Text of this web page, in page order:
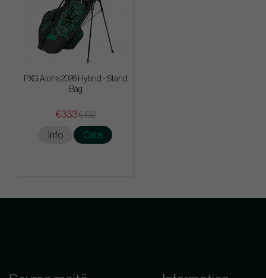
PXG Aloha 2026 Hybrid - Stand
Bag
€333€432
Info Osta